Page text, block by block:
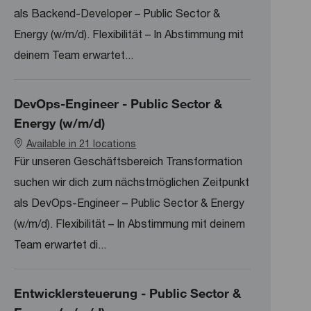
als Backend-Developer – Public Sector &
Energy (w/m/d). Flexibilität – In Abstimmung mit
deinem Team erwartet...
DevOps-Engineer - Public Sector &
Energy (w/m/d)
Available in 21 locations
Für unseren Geschäftsbereich Transformation
suchen wir dich zum nächstmöglichen Zeitpunkt
als DevOps-Engineer – Public Sector & Energy
(w/m/d). Flexibilität – In Abstimmung mit deinem
Team erwartet di...
Entwicklersteuerung - Public Sector &